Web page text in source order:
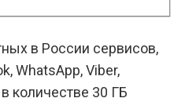
в России сервисов,
WhatsApp, Viber,
количестве 30 ГБ